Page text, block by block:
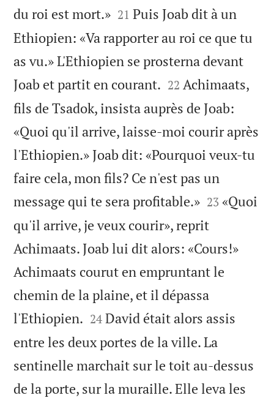
du roi est mort.»
21 Puis Joab dit à un
Ethiopien: «Va rapporter au roi ce que tu
as vu.» L'Ethiopien se prosterna devant
Joab et partit en courant. 

22 Achimaats,
fils de Tsadok, insista auprès de Joab:
«Quoi qu'il arrive, laisse-moi courir après
l'Ethiopien.» Joab dit: «Pourquoi veux-tu
faire cela, mon fils? Ce n'est pas un
message qui te sera profitable.»
23 «Quoi
qu'il arrive, je veux courir», reprit
Achimaats. Joab lui dit alors: «Cours!»
Achimaats courut en empruntant le
chemin de la plaine, et il dépassa
l'Ethiopien. 

24 David était alors assis
entre les deux portes de la ville. La
sentinelle marchait sur le toit au-dessus
de la porte, sur la muraille. Elle leva les